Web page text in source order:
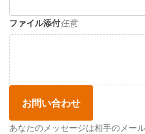
ファイル添付任意
お問い合わせ
あなたのメッセージは相手のメー